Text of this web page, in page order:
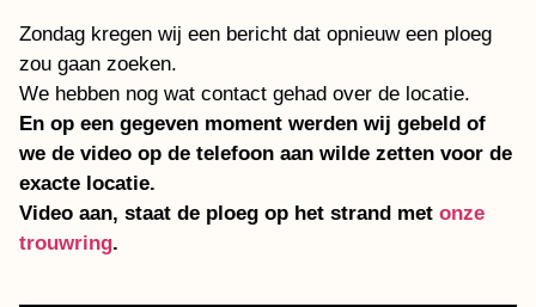
Zondag kregen wij een bericht dat opnieuw een ploeg
zou gaan zoeken.
We hebben nog wat contact gehad over de locatie.
En op een gegeven moment werden wij gebeld of
we de video op de telefoon aan wilde zetten voor de
exacte locatie.
Video aan, staat de ploeg op het strand met onze
trouwring.